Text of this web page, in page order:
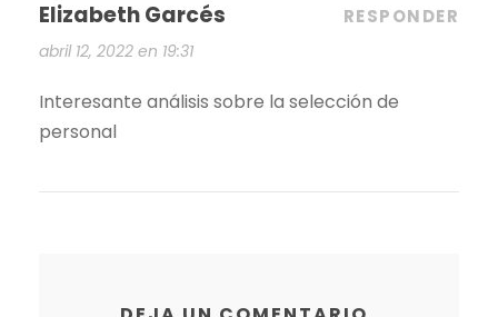
Elizabeth Garcés
abril 12, 2022 en 19:31
RESPONDER
Interesante análisis sobre la selección de
personal